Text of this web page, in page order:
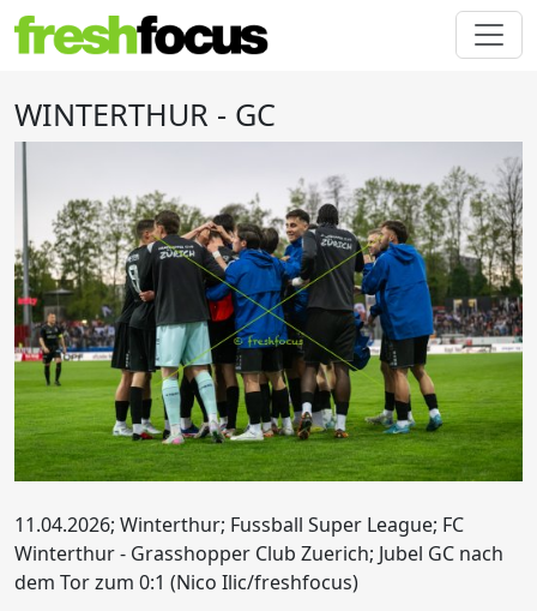
WINTERTHUR - GC
11.04.2026; Winterthur; Fussball Super League; FC
Winterthur - Grasshopper Club Zuerich; Jubel GC nach
dem Tor zum 0:1 (Nico Ilic/freshfocus)